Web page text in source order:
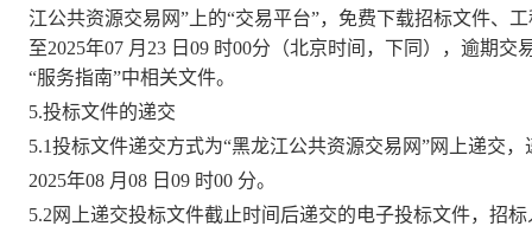
江公共资源交易网”上的“交易平台”，免费下载招标文件、
至2025年07 月 23 日 09 时00分（北京时间，下同），逾期交
“服务指南”中相关文件。
5.投标文件的递交
5.1投标文件递交方式为“黑龙江公共资源交易网”网上递交
2025年08 月 08 日 09 时00 分。
5.2网上递交投标文件截止时间后递交的电子投标文件，招